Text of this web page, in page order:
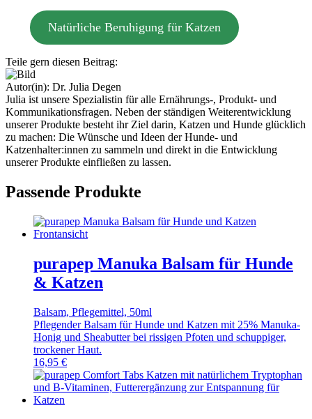
Natürliche Beruhigung für Katzen
Teile gern diesen Beitrag:
Autor(in): Dr. Julia Degen
Julia ist unsere Spezialistin für alle Ernährungs-, Produkt- und
Kommunikationsfragen. Neben der ständigen Weiterentwicklung
unserer Produkte besteht ihr Ziel darin, Katzen und Hunde glücklich
zu machen: Die Wünsche und Ideen der Hunde- und
Katzenhalter:innen zu sammeln und direkt in die Entwicklung
unserer Produkte einfließen zu lassen.
Passende Produkte
purapep Manuka Balsam für Hunde
& Katzen
Balsam, Pflegemittel, 50ml
Pflegender Balsam für Hunde und Katzen mit 25% Manuka-
Honig und Sheabutter bei rissigen Pfoten und schuppiger,
trockener Haut.
16,95 €